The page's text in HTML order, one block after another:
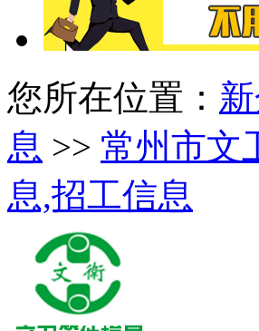
您所在位置：
息 >> 常州市文
息,招工信息